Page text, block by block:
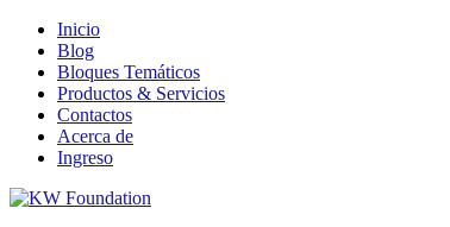
Inicio
Blog
Bloques Temáticos
Productos & Servicios
Contactos
Acerca de
Ingreso